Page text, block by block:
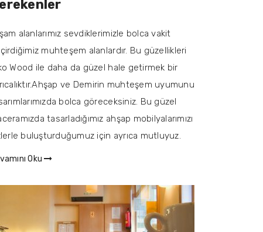
alanlarımız sevdiklerimizle bolca vakit
muhteşem alanlardır. Bu güzellikleri
Wood ile daha da güzel hale getirmek bir
ve Demirin muhteşem uyumunu
bolca göreceksiniz. Bu güzel
tasarladığımız ahşap mobilyalarımızı
buluşturduğumuz için ayrıca mutluyuz.
Oku